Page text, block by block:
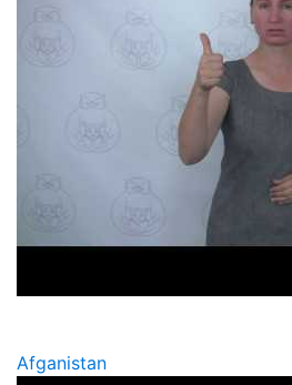
Afganistan